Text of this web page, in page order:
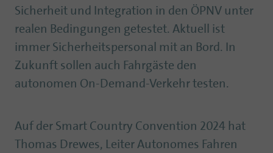
Sicherheit und Integration in den ÖPNV unter
realen Bedingungen getestet. Aktuell ist
immer Sicherheitspersonal mit an Bord. In
Zukunft sollen auch Fahrgäste den
autonomen On-Demand-Verkehr testen.
Auf der Smart Country Convention 2024 hat
Thomas Drewes, Leiter Autonomes Fahren